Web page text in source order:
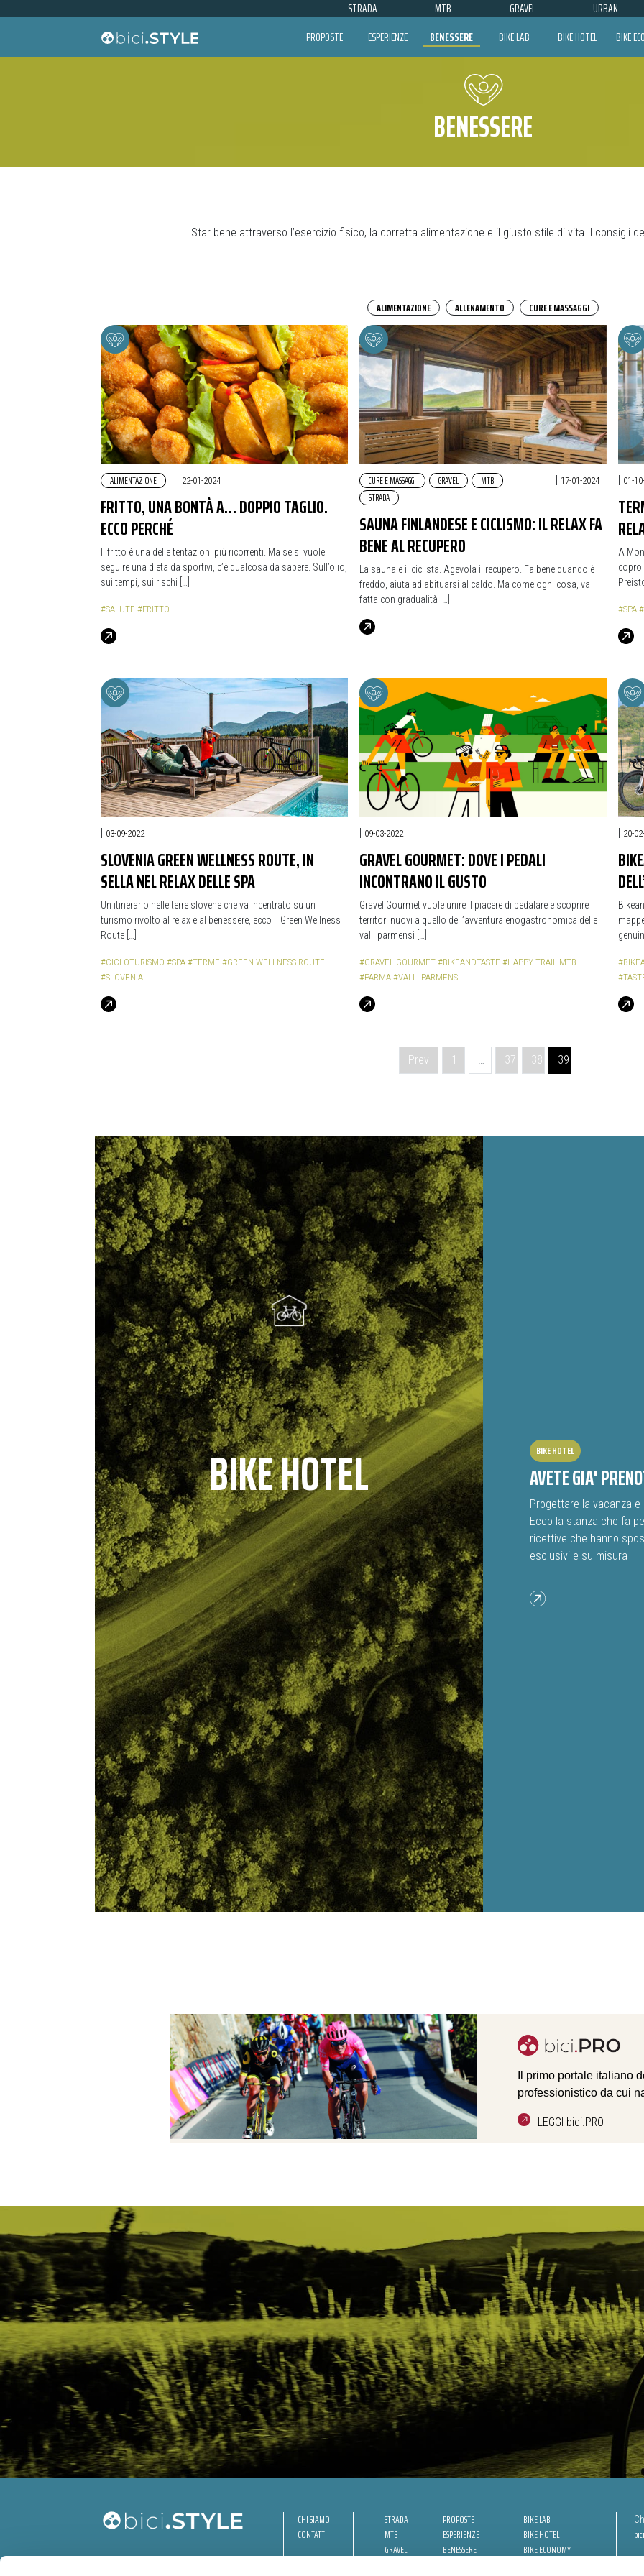
STRADA MTB GRAVEL URBAN
Navigazione principale PROPOSTE ESPERIENZE BENESSERE BIKE LAB BIKE HOTEL BIKE
BENESSERE
Star bene attraverso l’esercizio fisico, la corretta alimentazione e il giusto stile di vita. I consigli
ALIMENTAZIONE ALLENAMENTO CURE E MASSAGGI
ALIMENTAZIONE | 22-01-2024
FRITTO, UNA BONTÀ A… DOPPIO TAGLIO.
ECCO PERCHÉ
Il fritto è una delle tentazioni più ricorrenti. Ma se si vuole
seguire una dieta da sportivi, c’è qualcosa da sapere. Sull’olio,
sui tempi, sui rischi […]
#SALUTE #FRITTO
CURE E MASSAGGI GRAVEL
MTB
STRADA
| 17-01-2024
SAUNA FINLANDESE E CICLISMO: IL RELAX FA
BENE AL RECUPERO
La sauna e il ciclista. Agevola il recupero. Fa bene quando è
freddo, aiuta ad abituarsi al caldo. Ma come ogni cosa, va
fatta con gradualità […]
| 01-
A
copro
#SPA
| 03-09-2022
SLOVENIA GREEN WELLNESS ROUTE, IN
SELLA NEL RELAX DELLE SPA
Un itinerario nelle terre slovene che va incentrato su un
turismo rivolto al relax e al benessere, ecco il Green Wellness
Route […]
#CICLOTURISMO #SPA #TERME #GREEN WELLNESS ROUTE
#SLOVENIA
| 09-03-2022
GRAVEL GOURMET: DOVE I PEDALI
INCONTRANO IL GUSTO
Gravel Gourmet vuole unire il piacere di pedalare e scoprire
territori nuovi a quello dell’avventura enogastronomica delle
valli parmensi […]
#GRAVEL GOURMET #BIKEANDTASTE #HAPPY TRAIL MTB
#PARMA #VALLI PARMENSI
| 20-
Prev 1 … 37 38 39
BIKE HOTEL BIKE HOTEL
AVETE GIA'
Progettare la vacanza
Ecco la stanza che fa
ricettive che hanno
esclusivi e su misura
Il primo portale italiano
professionistico da cui
LEGGI bici.PRO
CHI SIAMO
CONTATTI
STRADA
MTB
GRAVEL
PROPOSTE
ESPERIENZE
BENESSERE
BIKE LAB
BIKE HOTEL
BIKE ECONOMY